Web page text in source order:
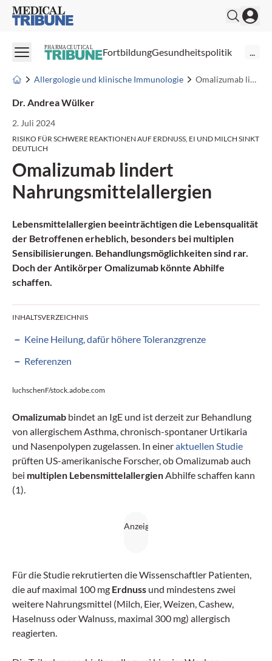
Medical Tribune
PHARMACEUTICAL FortbildungGesundheitspolitik ...
Allergologie und klinische Immunologie Omalizumab lindert Nahrungsmittelallergien
Dr. Andrea Wülker
2. Juli 2024
RISIKO FÜR SCHWERE REAKTIONEN AUF ERDNUSS, EI UND MILCH SINKT
DEUTLICH
Omalizumab lindert
Nahrungsmittelallergien
Lebensmittelallergien beeinträchtigen die Lebensqualität
der Betroffenen erheblich, besonders bei multiplen
Sensibilisierungen. Behandlungsmöglichkeiten sind rar.
Doch der Antikörper Omalizumab könnte Abhilfe
schaffen.
INHALTSVERZEICHNIS
Keine Heilung, dafür höhere Toleranzgrenze
Referenzen
luchschenF/stock.adobe.com
Omalizumab bindet an IgE und ist derzeit zur Behandlung
von allergischem Asthma, chronisch-spontaner Urtikaria
und Nasenpolypen zugelassen. In eineraktuellen Studie
prüften US-amerikanische Forscher, ob Omalizumab auch
bei multiplen Lebensmittelallergien Abhilfe schaffen kann
(1).
Für die Studie rekrutierten die Wissenschaftler Patienten,
die auf maximal 100 mg Erdnuss und mindestens zwei
weitere Nahrungsmittel (Milch, Eier, Weizen, Cashew,
Haselnuss oder Walnuss, maximal 300 mg) allergisch
reagierten.